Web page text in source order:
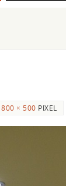
800 × 500 PIXEL